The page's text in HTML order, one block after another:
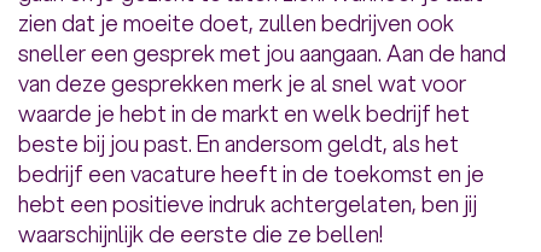
zien dat je moeite doet, zullen bedrijven ook
sneller een gesprek met jou aangaan. Aan de hand
van deze gesprekken merk je al snel wat voor
waarde je hebt in de markt en welk bedrijf het
beste bij jou past. En andersom geldt, als het
bedrijf een vacature heeft in de toekomst en je
hebt een positieve indruk achtergelaten, ben jij
waarschijnlijk de eerste die ze bellen!